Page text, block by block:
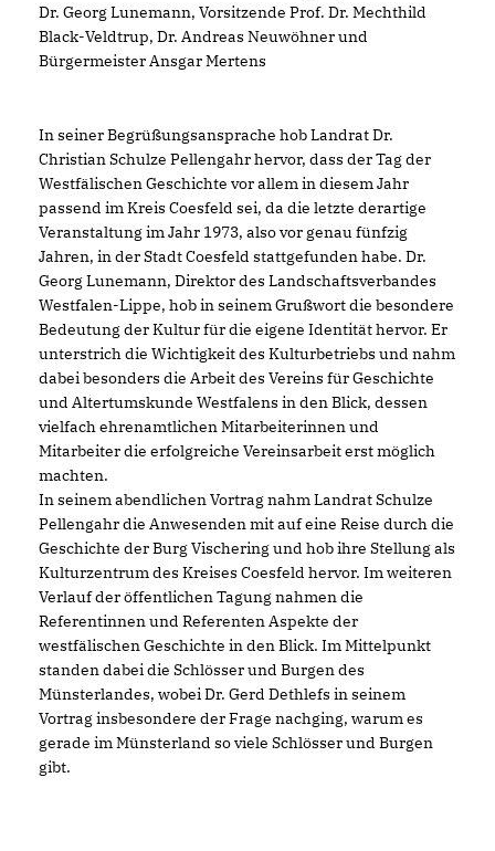
Dr. Georg Lunemann, Vorsitzende Prof. Dr. Mechthild
Black-Veldtrup, Dr. Andreas Neuwöhner und
Bürgermeister Ansgar Mertens
In seiner Begrüßungsansprache hob Landrat Dr.
Christian Schulze Pellengahr hervor, dass der Tag der
Westfälischen Geschichte vor allem in diesem Jahr
passend im Kreis Coesfeld sei, da die letzte derartige
Veranstaltung im Jahr 1973, also vor genau fünfzig
Jahren, in der Stadt Coesfeld stattgefunden habe. Dr.
Georg Lunemann, Direktor des Landschaftsverbandes
Westfalen-Lippe, hob in seinem Grußwort die besondere
Bedeutung der Kultur für die eigene Identität hervor. Er
unterstrich die Wichtigkeit des Kulturbetriebs und nahm
dabei besonders die Arbeit des Vereins für Geschichte
und Altertumskunde Westfalens in den Blick, dessen
vielfach ehrenamtlichen Mitarbeiterinnen und
Mitarbeiter die erfolgreiche Vereinsarbeit erst möglich
machten.
In seinem abendlichen Vortrag nahm Landrat Schulze
Pellengahr die Anwesenden mit auf eine Reise durch die
Geschichte der Burg Vischering und hob ihre Stellung als
Kulturzentrum des Kreises Coesfeld hervor. Im weiteren
Verlauf der öffentlichen Tagung nahmen die
Referentinnen und Referenten Aspekte der
westfälischen Geschichte in den Blick. Im Mittelpunkt
standen dabei die Schlösser und Burgen des
Münsterlandes, wobei Dr. Gerd Dethlefs in seinem
Vortrag insbesondere der Frage nachging, warum es
gerade im Münsterland so viele Schlösser und Burgen
gibt.